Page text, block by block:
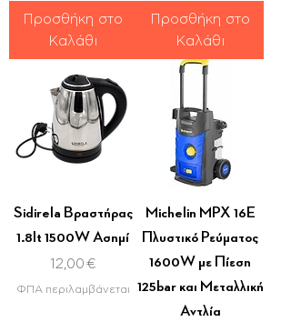
Προσθήκη στο
Καλάθι
Προσθήκη στο
Καλάθι
Sidirela Βραστήρας
1.8lt 1500W Ασημί
Τιμή
12,00 €
ΦΠΑ περιλαμβάνεται
Michelin MPX 16E
Πλυστικό Ρεύματος
1600W με Πίεση
125bar και Μεταλλική
Αντλία